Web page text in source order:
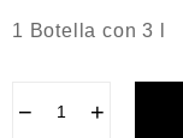
1 Botella con 3 l
− +